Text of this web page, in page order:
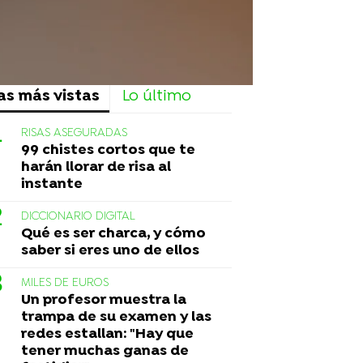
más vistas Lo último
RISAS ASEGURADAS
99 chistes cortos que te
harán llorar de risa al
instante
DICCIONARIO DIGITAL
Qué es ser charca, y cómo
saber si eres uno de ellos
MILES DE EUROS
Un profesor muestra la
trampa de su examen y las
redes estallan: "Hay que
tener muchas ganas de